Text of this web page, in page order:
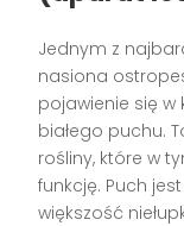
Jednym z
nasiona
pojawienie się
białego puchu.
rośliny, które w
funkcję. Puch
większość